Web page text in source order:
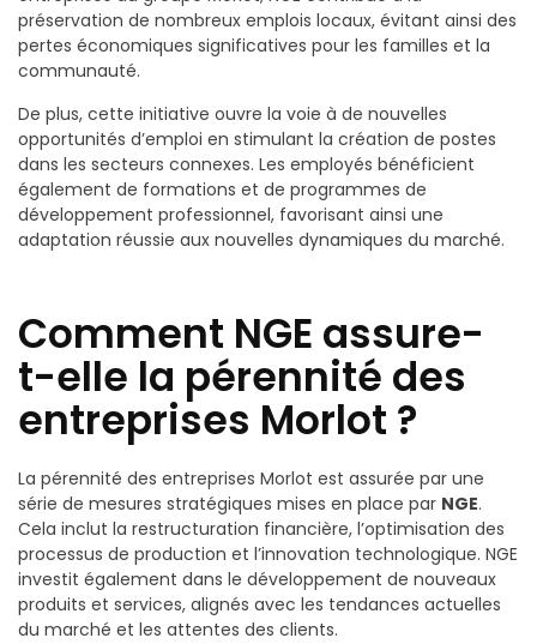
préservation de nombreux emplois locaux, évitant ainsi des
pertes économiques significatives pour les familles et la
communauté.
De plus, cette initiative ouvre la voie à de nouvelles
opportunités d’emploi en stimulant la création de postes
dans les secteurs connexes. Les employés bénéficient
également de formations et de programmes de
développement professionnel, favorisant ainsi une
adaptation réussie aux nouvelles dynamiques du marché.
Comment NGE assure-
t-elle la pérennité des
entreprises Morlot ?
La pérennité des entreprises Morlot est assurée par une
série de mesures stratégiques mises en place par NGE.
Cela inclut la restructuration financière, l’optimisation des
processus de production et l’innovation technologique. NGE
investit également dans le développement de nouveaux
produits et services, alignés avec les tendances actuelles
du marché et les attentes des clients.